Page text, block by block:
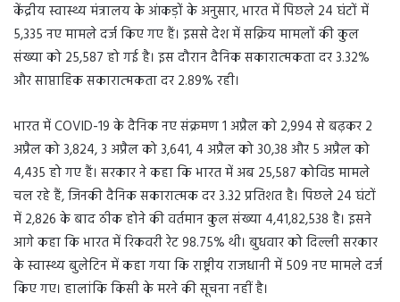
केंद्रीय स्वास्थ्य मंत्रालय के आंकड़ों के अनुसार, भारत में पिछले 24 घंटों में
5,335 नए मामले दर्ज किए गए हैं। इससे देश में सक्रिय मामलों की कुल
संख्या को 25,587 हो गई है। इस दौरान दैनिक सकारात्मकता दर 3.32%
और साप्ताहिक सकारात्मकता दर 2.89% रही।
भारत में COVID-19 के दैनिक नए संक्रमण 1 अप्रैल को 2,994 से बढ़कर 2
अप्रैल को 3,824, 3 अप्रैल को 3,641, 4 अप्रैल को 30,38 और 5 अप्रैल को
4,435 हो गए हैं। सरकार ने कहा कि भारत में अब 25,587 कोविड मामले
चल रहे हैं, जिनकी दैनिक सकारात्मक दर 3.32 प्रतिशत है। पिछले 24 घंटों
में 2,826 के बाद ठीक होने की वर्तमान कुल संख्या 4,41,82,538 है। इसने
आगे कहा कि भारत में रिकवरी रेट 98.75% थी। बुधवार को दिल्ली सरकार
के स्वास्थ्य बुलेटिन में कहा गया कि राष्ट्रीय राजधानी में 509 नए मामले दर्ज
किए गए। हालांकि किसी के मरने की सूचना नहीं है।